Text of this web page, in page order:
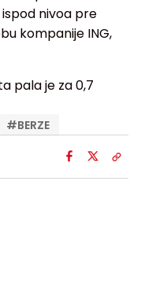
nivoa pre
kompanije ING,
pala je za 0,7
#BERZE